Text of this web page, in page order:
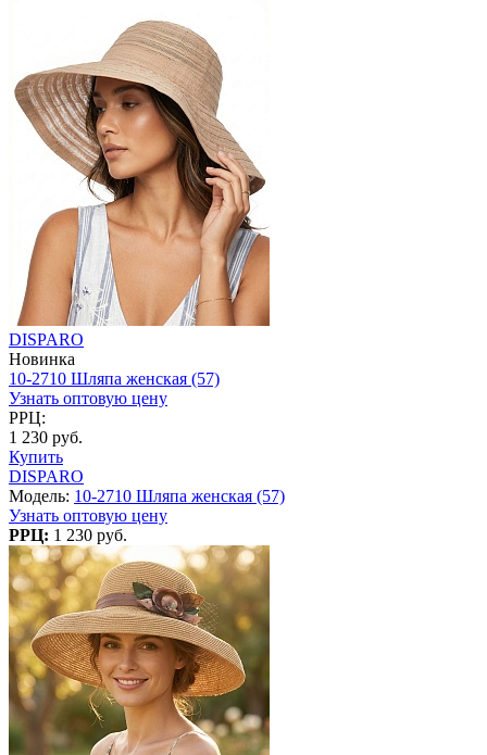
DISPARO
Новинка
10-2710 Шляпа женская (57)
Узнать оптовую цену
РРЦ:
1 230 руб.
Купить
DISPARO
Модель: 10-2710 Шляпа женская (57)
Узнать оптовую цену
РРЦ: 1 230 руб.